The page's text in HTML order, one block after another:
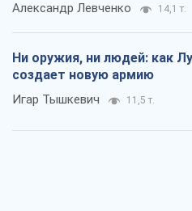
Александр Левченко 14,1 т.
Ни оружия, ни людей: как
создает новую армию
Игар Тышкевич 11,5 т.